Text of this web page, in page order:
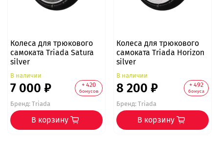
Колеса для трюкового
самоката Triada Satura
silver
В наличии
7 000 ₽ + 420
бонусов
Бренд:Triada
В корзину
Колеса для трюкового
самоката Triada Horizon
silver
В наличии
8 200 ₽ + 492
бонуса
Бренд:Triada
В корзину